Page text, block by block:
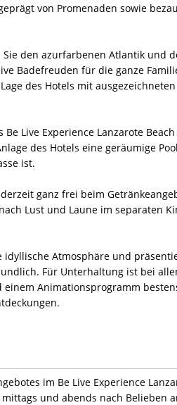
von Promenaden sowie
Sie den azurfarbenen Atlantik und
Badefreuden für die ganze
des Hotels mit ausgezeichneten
Live Experience Lanzarote
des Hotels eine geräumige
ist.
ganz frei beim
Lust und Laune im separaten
idyllische Atmosphäre und
Für Unterhaltung ist bei
Animationsprogramm
im Be Live Experience
und abends nach Belieben